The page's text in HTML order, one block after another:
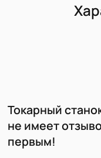
Токарный
не имеет
первым!